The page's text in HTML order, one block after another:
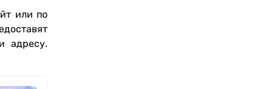
или по
адресу.